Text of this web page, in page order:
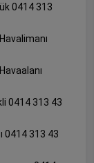
0414 313
0414 313 43
0414 313 43